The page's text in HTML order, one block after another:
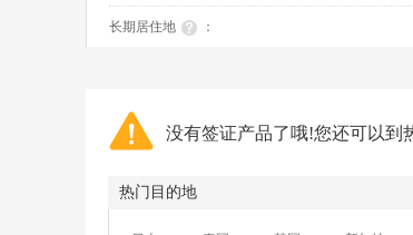
长期居住地 ：
没有签证产品了哦!您还可以到
热门目的地